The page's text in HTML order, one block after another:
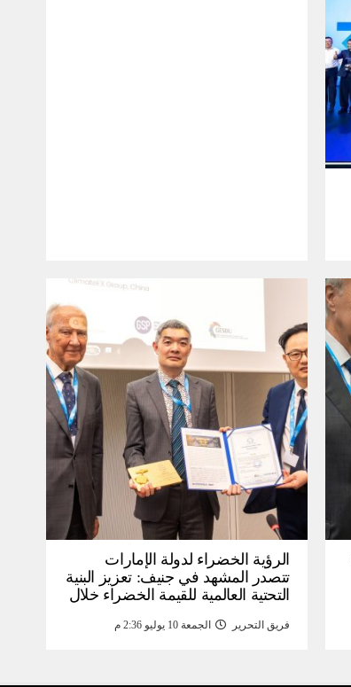
الرؤية الخضراء لدولة الإمارات
تتصدر المشهد في جنيف: تعزيز البنية
التحتية العالمية للقيمة الخضراء خلال
المعلومات WSIS 2026 وقمة “الذكاء
فريق التحرير الجمعة 10 يوليو 2:36 م